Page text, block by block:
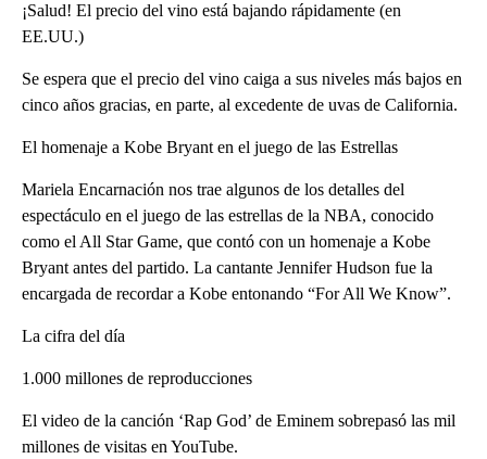
¡Salud! El precio del vino está bajando rápidamente (en
EE.UU.)
Se espera que el precio del vino caiga a sus niveles más bajos en
cinco años gracias, en parte, al excedente de uvas de California.
El homenaje a Kobe Bryant en el juego de las Estrellas
Mariela Encarnación nos trae algunos de los detalles del
espectáculo en el juego de las estrellas de la NBA, conocido
como el All Star Game, que contó con un homenaje a Kobe
Bryant antes del partido. La cantante Jennifer Hudson fue la
encargada de recordar a Kobe entonando “For All We Know”.
La cifra del día
1.000 millones de reproducciones
El video de la canción ‘Rap God’ de Eminem sobrepasó las mil
millones de visitas en YouTube.